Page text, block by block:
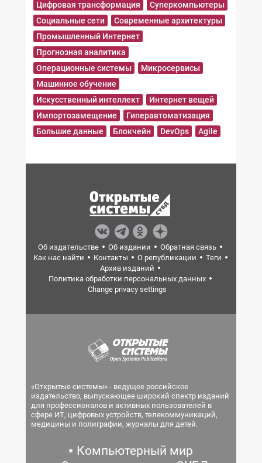
Цифровая трансформация
Суперкомпьютеры
Социальные сети
Современные архитектуры
Промышленный Интернет
Прогнозная аналитика
Операционные системы
Микросервисы
Машинное обучение
Искусственный интеллект
Интернет вещей
Импортозамещение
Гиперавтоматизация
Большие данные
Блокчейн DevOps Agile
Об издательстве Об издании
Обратная связь
Как нас найти
Контакты О републикации
Теги
Архив изданий
Политика обработки персональных данных
Change privacy settings
«Открытые системы» - ведущее российское
издательство, выпускающее широкий спектр изданий
для профессионалов и активных пользователей в
сфере ИТ, цифровых устройств, телекоммуникаций,
медицины и полиграфии, журналы для детей.
Компьютерный мир